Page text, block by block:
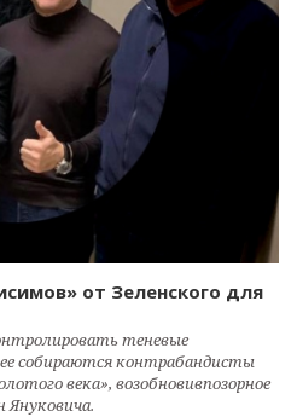
от Зеленского для
теневые
собираются контрабандисты
века», возобновивпозорное
Януковича.